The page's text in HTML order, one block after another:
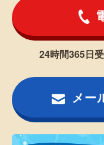
24時間365日
メー